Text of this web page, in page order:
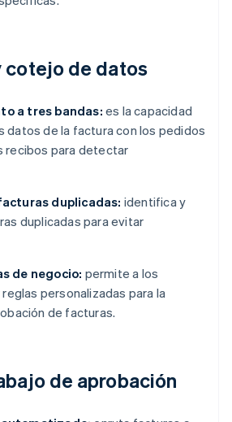
cotejo de datos
a tres bandas: es la capacidad
datos de la factura con los pedidos
recibos para detectar
duplicadas: identifica y
duplicadas para evitar
de negocio: permite a los
personalizadas para la
de facturas.
de aprobación